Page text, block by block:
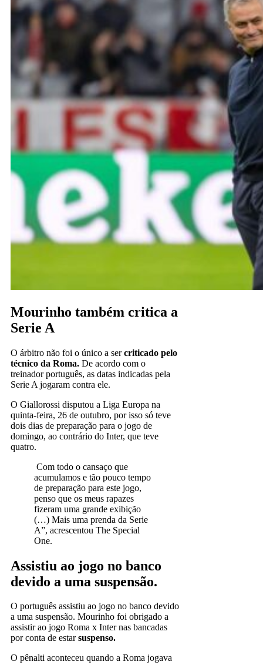
Mourinho também critica a
Serie A
O árbitro não foi o único a sercriticado pelo
técnico da Roma. De acordo com o
treinador português, as datas indicadas pela
Serie A jogaram contra ele.
O Giallorossi disputou a Liga Europa na
quinta-feira, 26 de outubro, por isso só teve
dois dias de preparação para o jogo de
domingo, ao contrário do Inter, que teve
quatro.
Com todo o cansaço que
acumulamos e tão pouco tempo
de preparação para este jogo,
penso que os meus rapazes
fizeram uma grande exibição
(…) Mais uma prenda da Serie
A”, acrescentou The Special
One.
Assistiu ao jogo no banco
devido a uma suspensão.
O português assistiu ao jogo no banco devido
a uma suspensão. Mourinho foi obrigado a
assistir ao jogo Roma x Inter nas bancadas
por conta de estarsuspenso.
O pênalti aconteceu quando a Roma jogava